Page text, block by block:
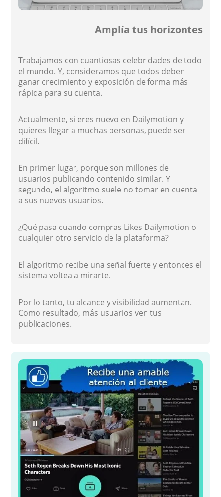
Amplía tus horizontes
Trabajamos con cuantiosas celebridades de todo
el mundo. Y, consideramos que todos deben
ganar crecimiento y exposición de forma más
rápida para su cuenta.
Actualmente, si eres nuevo en Dailymotion y
quieres llegar a muchas personas, puede ser
difícil.
En primer lugar, porque son millones de
usuarios publicando contenido similar. Y
segundo, el algoritmo suele no tomar en cuenta
a sus nuevos usuarios.
¿Qué pasa cuando compras Likes Dailymotion o
cualquier otro servicio de la plataforma?
El algoritmo recibe una señal fuerte y entonces el
sistema voltea a mirarte.
Por lo tanto, tu alcance y visibilidad aumentan.
Como resultado, más usuarios ven tus
publicaciones.